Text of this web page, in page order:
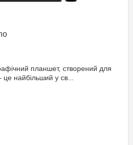
планшет, створений для
найбільший у св...